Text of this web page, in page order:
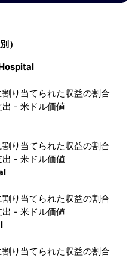
）
り当てられた収益の割合
- 米ドル価値
り当てられた収益の割合
- 米ドル価値
り当てられた収益の割合
- 米ドル価値
り当てられた収益の割合